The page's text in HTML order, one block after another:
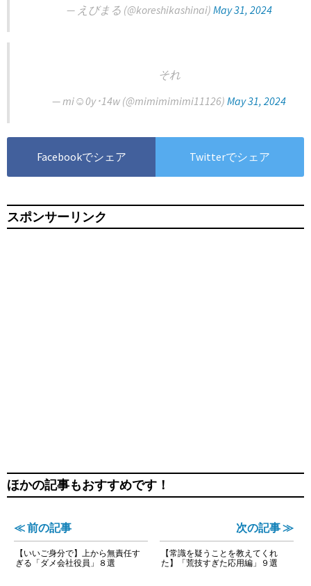
— えびまる (@koreshikashinai) May 31, 2024
それ
— mi☺︎0y･14w (@mimimimimi11126) May 31, 2024
Facebookでシェア Twitterでシェア
スポンサーリンク
ほかの記事もおすすめです！
≪ 前の記事
【いいご身分で】上から無責任す
ぎる「ダメ会社役員」８選
次の記事 ≫
【常識を疑うことを教えてくれ
た】「荒技すぎた応用編」９選